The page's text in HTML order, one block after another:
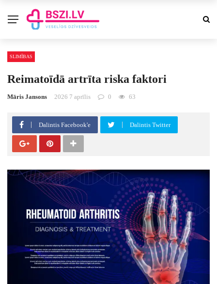
SLIMĪBAS
Reimatoīdā artrīta riska faktori
Māris Jansons 2026 7 aprīlis 0 63
Dalintis Facebook'e Dalintis Twitter